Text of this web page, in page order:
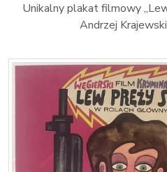
Unikalny plakat filmowy
Andrzej